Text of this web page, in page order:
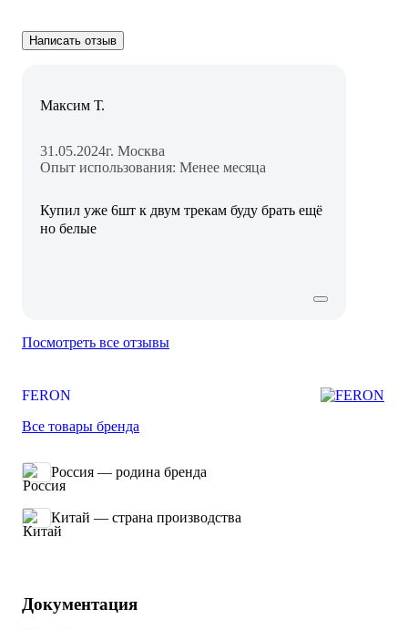
Написать отзыв
Максим Т.
31.05.2024г. Москва
Опыт использования: Менее месяца
Купил уже 6шт к двум трекам буду брать ещё
но белые
Посмотреть все отзывы
FERON
Все товары бренда
Россия — родина бренда
Китай — страна производства
Документация